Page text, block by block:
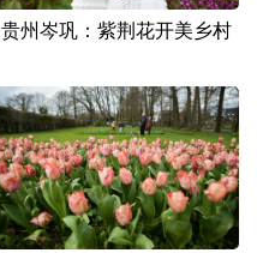
Français عربى
日本語 한국어
贵州岑巩：紫荆花开美乡村